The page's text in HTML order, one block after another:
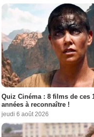
Quiz Cinéma : 8 films de ces
années à reconnaître !
jeudi 6 août 2026